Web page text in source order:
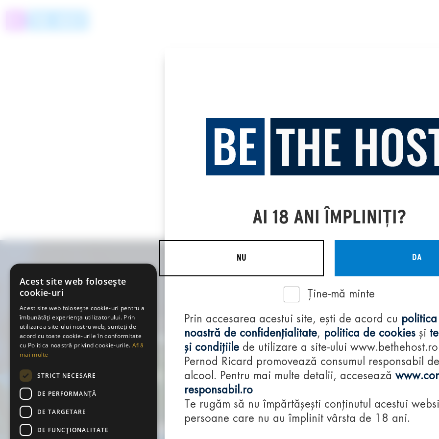
consumă-
AI 18 ANI ÎMPLINIȚI?
NU DA
Ține-mă minte
Prin accesarea acestui site, ești de acord cu politica
noastră de confidențialitate, politica de cookies și
și condițiile de utilizare a site-ului
Pernod Ricard promovează consumul responsabil de
alcool. Pentru mai multe detalii, accesează
responsabil.ro
Te rugăm să nu împărtășești conținutul acestui
persoane care nu au împlinit vârsta de 18 ani.
Acest site web folosește
cookie-uri
Acest site web folosește cookie-uri pentru a
îmbunătăți experiența utilizatorului. Prin
utilizarea site-ului nostru web, sunteți de
acord cu toate cookie-urile în conformitate
cu Politica noastră privind cookie-urile. Află
mai multe
STRICT NECESARE
DE PERFORMANȚĂ
DE TARGETARE
DE FUNCŢIONALITATE